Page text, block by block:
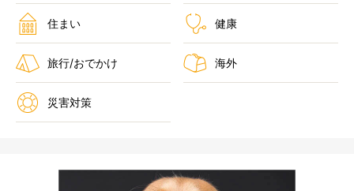
住まい 健康
旅行/おでかけ 海外
災害対策